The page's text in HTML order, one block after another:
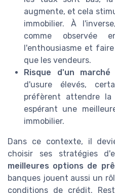
augmente, et cela
immobilier. À
comme observée
l'enthousiasme et
que les vendeurs.
Risque d'un
d'usure élevés,
préfèrent attendre la
espérant une
immobilier.
Dans ce contexte, il
choisir ses stratégies
meilleures options de
banques jouent aussi un
conditions de crédit.